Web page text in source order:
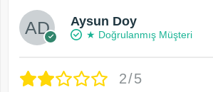
Aysun Doy
★ Doğrulanmış Müşteri
2/5